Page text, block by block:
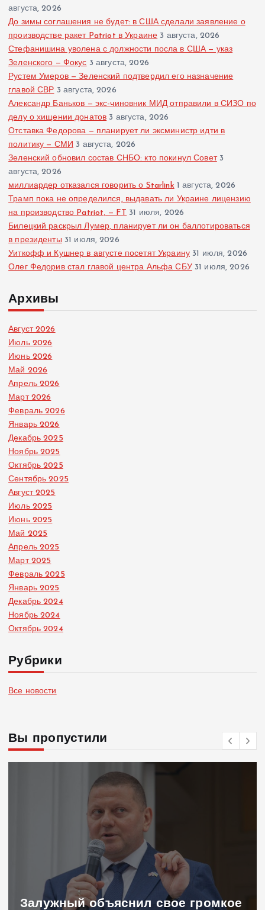
августа, 2026
До зимы соглашения не будет: в США сделали заявление о
производстве ракет Patriot в Украине 3 августа, 2026
Стефанишина уволена с должности посла в США — указ
Зеленского — Фокус 3 августа, 2026
Рустем Умеров — Зеленский подтвердил его назначение
главой СВР 3 августа, 2026
Александр Баньков — экс-чиновник МИД отправили в СИЗО по
делу о хищении донатов 3 августа, 2026
Отставка Федорова — планирует ли эксминистр идти в
политику — СМИ 3 августа, 2026
Зеленский обновил состав СНБО: кто покинул Совет 3
августа, 2026
миллиардер отказался говорить о Starlink 1 августа, 2026
Трамп пока не определился, выдавать ли Украине лицензию
на производство Patriot, — FT 31 июля, 2026
Билецкий раскрыл Лумер, планирует ли он баллотироваться
в президенты 31 июля, 2026
Уиткофф и Кушнер в августе посетят Украину 31 июля, 2026
Олег Федорив стал главой центра Альфа СБУ 31 июля, 2026
Архивы
Август 2026
Июль 2026
Июнь 2026
Май 2026
Апрель 2026
Март 2026
Февраль 2026
Январь 2026
Декабрь 2025
Ноябрь 2025
Октябрь 2025
Сентябрь 2025
Август 2025
Июль 2025
Июнь 2025
Май 2025
Апрель 2025
Март 2025
Февраль 2025
Январь 2025
Декабрь 2024
Ноябрь 2024
Октябрь 2024
Рубрики
Все новости
Вы пропустили
Залужный объяснил свое громкое